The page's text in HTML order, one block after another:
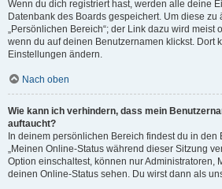
Wenn du dich registriert hast, werden alle deine
Datenbank des Boards gespeichert. Um diese zu
„Persönlichen Bereich“; der Link dazu wird meist
wenn du auf deinen Benutzernamen klickst. Dort
Einstellungen ändern.
Nach oben
Wie kann ich verhindern, dass mein
auftaucht?
In deinem persönlichen Bereich findest du in
„Meinen Online-Status während dieser Sitzung
Option einschaltest, können nur Administratoren,
deinen Online-Status sehen. Du wirst dann als